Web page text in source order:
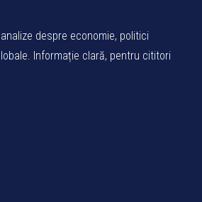
despre economie, politici
Informație clară, pentru cititori